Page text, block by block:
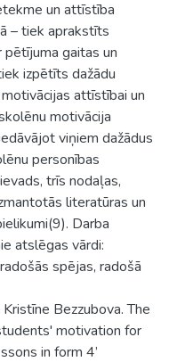
un attīstība
– tiek aprakstīts
gaitas un
izpētīts dažādu
attīstībai un
motivācija
viņiem dažādus
personības
trīs nodaļas,
literatūras un
Darba
atslēgas vārdi:
spējas, radošā
Bezzubova. The
motivation for
in form 4’